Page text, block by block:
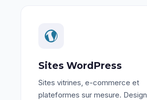
Sites WordPress
Sites vitrines, e-commerce et
plateformes sur mesure. Design